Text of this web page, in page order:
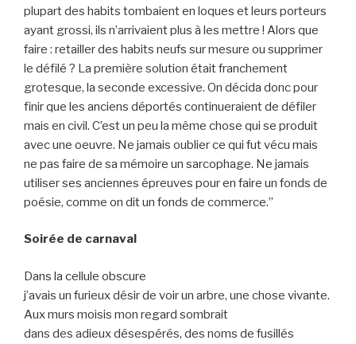
plupart des habits tombaient en loques et leurs porteurs
ayant grossi, ils n’arrivaient plus à les mettre ! Alors que
faire : retailler des habits neufs sur mesure ou supprimer
le défilé ? La première solution était franchement
grotesque, la seconde excessive. On décida donc pour
finir que les anciens déportés continueraient de défiler
mais en civil. C’est un peu la même chose qui se produit
avec une oeuvre. Ne jamais oublier ce qui fut vécu mais
ne pas faire de sa mémoire un sarcophage. Ne jamais
utiliser ses anciennes épreuves pour en faire un fonds de
poésie, comme on dit un fonds de commerce.”
Soirée de carnaval
Dans la cellule obscure
j’avais un furieux désir de voir un arbre, une chose vivante.
Aux murs moisis mon regard sombrait
dans des adieux désespérés, des noms de fusillés